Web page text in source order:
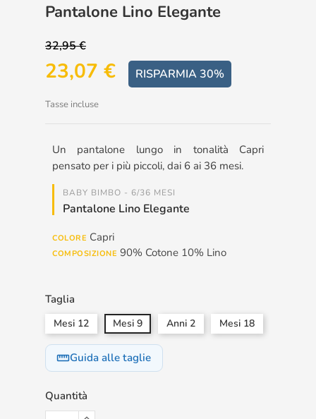
Pantalone Lino Elegante
32,95 €
23,07 € RISPARMIA 30%
Tasse incluse
Un pantalone lungo in tonalità Capri
pensato per i più piccoli, dai 6 ai 36 mesi.
BABY BIMBO - 6/36 MESI
Pantalone Lino Elegante
COLORE Capri
COMPOSIZIONE 90% Cotone 10% Lino
Taglia
Mesi 12 Mesi 9 Anni 2 Mesi 18
straightenGuida alle taglie
Quantità